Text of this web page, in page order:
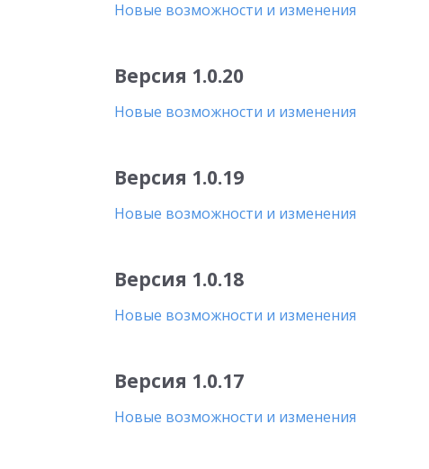
Новые возможности и изменения
Версия 1.0.20
Новые возможности и изменения
Версия 1.0.19
Новые возможности и изменения
Версия 1.0.18
Новые возможности и изменения
Версия 1.0.17
Новые возможности и изменения